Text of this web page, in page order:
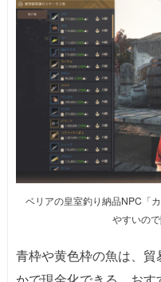
ベリアの皇室釣り納品NPC「
やすいので
青枠や黄色枠の魚は、